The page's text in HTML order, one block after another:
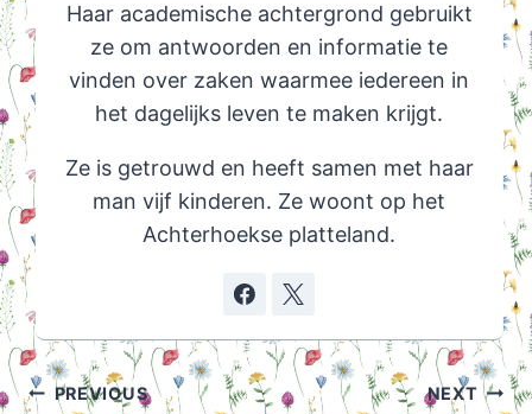
Haar academische achtergrond gebruikt
ze om antwoorden en informatie te
vinden over zaken waarmee iedereen in
het dagelijks leven te maken krijgt.
Ze is getrouwd en heeft samen met haar
man vijf kinderen. Ze woont op het
Achterhoekse platteland.
PostPREVIOUS NEXT